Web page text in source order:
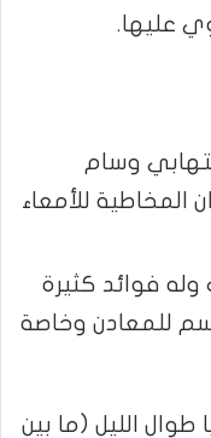
عليها.
وسام
المخاطية للأمعاء
فوائد كثيرة
للمعادن وخاصة
الليل (ما بين